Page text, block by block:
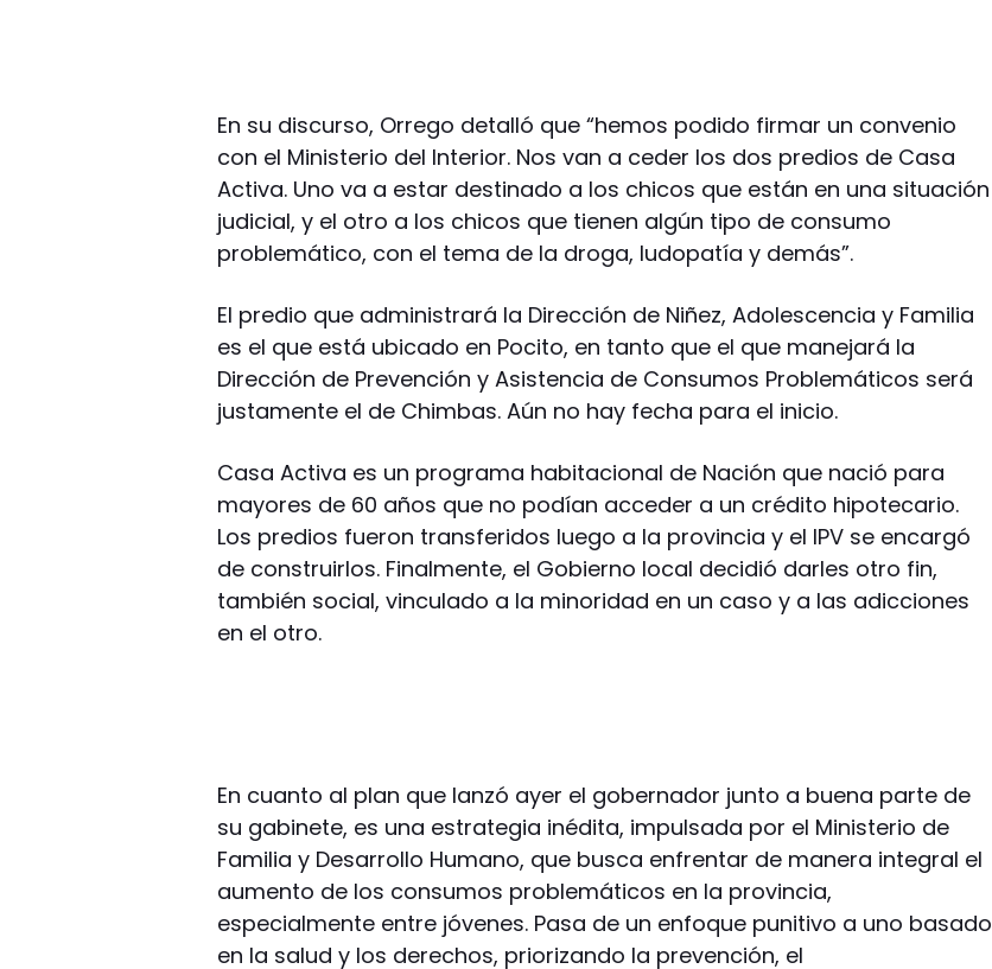
En su discurso, Orrego detalló que “hemos podido firmar un convenio
con el Ministerio del Interior. Nos van a ceder los dos predios de Casa
Activa. Uno va a estar destinado a los chicos que están en una situación
judicial, y el otro a los chicos que tienen algún tipo de consumo
problemático, con el tema de la droga, ludopatía y demás”.
El predio que administrará la Dirección de Niñez, Adolescencia y Familia
es el que está ubicado en Pocito, en tanto que el que manejará la
Dirección de Prevención y Asistencia de Consumos Problemáticos será
justamente el de Chimbas. Aún no hay fecha para el inicio.
Casa Activa es un programa habitacional de Nación que nació para
mayores de 60 años que no podían acceder a un crédito hipotecario.
Los predios fueron transferidos luego a la provincia y el IPV se encargó
de construirlos. Finalmente, el Gobierno local decidió darles otro fin,
también social, vinculado a la minoridad en un caso y a las adicciones
en el otro.
En cuanto al plan que lanzó ayer el gobernador junto a buena parte de
su gabinete, es una estrategia inédita, impulsada por el Ministerio de
Familia y Desarrollo Humano, que busca enfrentar de manera integral el
aumento de los consumos problemáticos en la provincia,
especialmente entre jóvenes. Pasa de un enfoque punitivo a uno basado
en la salud y los derechos, priorizando la prevención, el